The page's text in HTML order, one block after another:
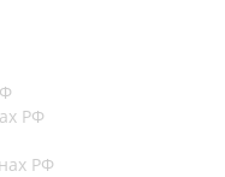
РФ
РФ